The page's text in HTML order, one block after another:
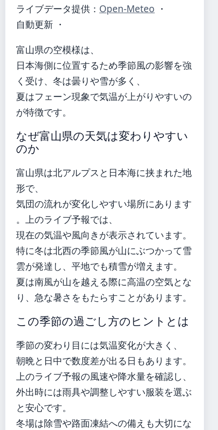
ライブデータ提供： Open-Meteo ・
自動更新 ・
富山県の空模様は、
日本海側に位置するため季節風の影響を強
く受け、冬は曇りや雪が多く、
夏はフェーン現象で気温が上がりやすいの
が特徴です。
なぜ富山県の天気は変わりやすい
のか
富山県は北アルプスと日本海に挟まれた地
形で、
気団の流れが変化しやすい場所にあります
。上のライブ予報では、
現在の気温や風向きが表示されています。
特に冬は北西の季節風が山にぶつかって雪
雲が発達し、平地でも積雪が増えます。
夏は南風が山を越える際に高温の空気とな
り、急な暑さをもたらすことがあります。
この季節の過ごし方のヒントとは
季節の変わり目には気温変化が大きく、
朝晩と日中で数度差が出る日もあります。
上のライブ予報の風速や降水量を確認し、
外出時には雨具や調整しやすい服装を選ぶ
と安心です。
冬場は除雪や路面凍結への備えも大切にな